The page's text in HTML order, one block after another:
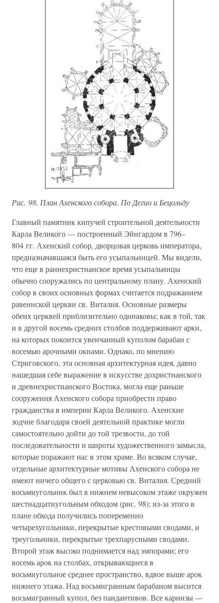
Рис. 98. План Ахенского собора. По Дегио и Бецольду
Главный памятник кипучей строительной деятельности
Карла Великого — построенный Эйнгардом в 796–
804 гг. Ахенский собор, дворцовая церковь императора,
предназначавшаяся быть его усыпальницей. Мы видели,
что еще в раннехристианское время усыпальницы
обычно сооружались по центральному плану. Ахенский
собор в своих основных формах считается подражанием
равеннской церкви св. Виталия. Основные размеры
обеих церквей приблизительно одинаковы; как в той, так
и в другой восемь средних столбов поддерживают арки,
на которых покоится увенчанный куполом барабан с
восемью арочными окнами. Однако, по мнению
Стриговского, эта основная архитектурная идея, давно
нашедшая себе выражение в искусстве дохристианского
и древнехристианского Востока, могла еще раньше
сооружения Ахенского собора приобрести право
гражданства в империи Карла Великого. Ахенские
зодчие благодаря своей деятельной практике могли
самостоятельно дойти до той трезвости, до той
последовательности и широты художественного замысла,
которые поражают нас в этом храме. Во всяком случае,
отдельные архитектурные мотивы Ахенского собора не
имеют ничего общего с церковью св. Виталия. Средний
восьмиугольник был в нижнем невысоком этаже окружен
шестнадцатиугольным обходом (рис. 98); из-за этого в
плане обхода получились попеременно
четырехугольники, перекрытые крестовыми сводами, и
треугольники, перекрытые трехпарусными сводами.
Второй этаж высоко поднимается над эмпорами; его
восемь арок на столбах, открывающиеся в
восьмиугольное среднее пространство, вдвое выше арок
нижнего этажа. Над восьмигранным барабаном высится
восьмигранный купол, без пандантивов. Все карнизы —